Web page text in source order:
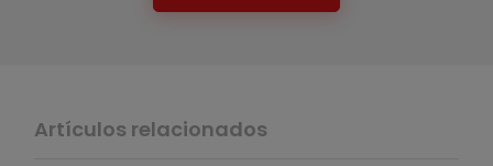
Artículos relacionados